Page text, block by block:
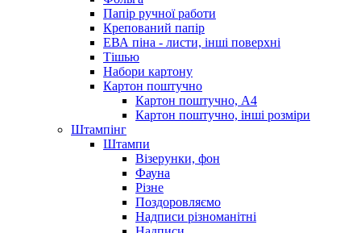
Папір ручної работи
Крепований папір
ЕВА піна - листи, інші поверхні
Тішью
Набори картону
Картон поштучно
Картон поштучно, А4
Картон поштучно, інші розміри
Штампінг
Штампи
Візерунки, фон
Фауна
Різне
Поздоровляємо
Надписи різноманітні